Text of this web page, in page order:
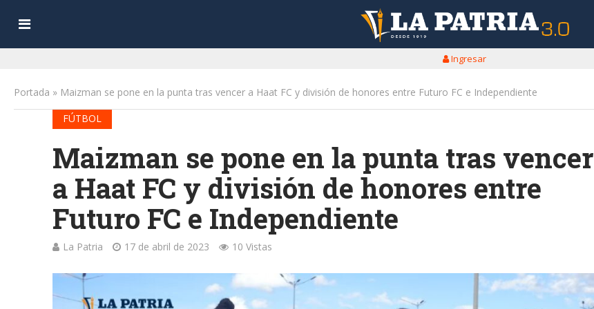
Ingresar
Portada » Maizman se pone en la punta tras vencer a Haat FC y división de honores entre Futuro FC e Independiente
FÚTBOL
Maizman se pone en la punta tras vencer
a Haat FC y división de honores entre
Futuro FC e Independiente
La Patria 17 de abril de 2023 10 Vistas